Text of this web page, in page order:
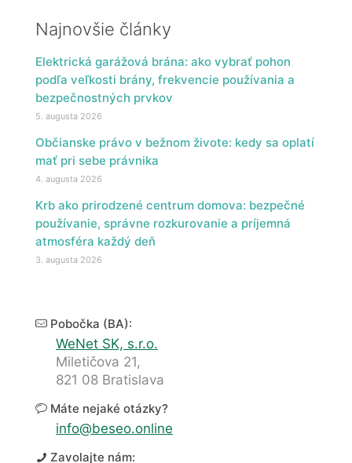
Najnovšie články
Elektrická garážová brána: ako vybrať pohon
podľa veľkosti brány, frekvencie používania a
bezpečnostných prvkov
5. augusta 2026
Občianske právo v bežnom živote: kedy sa oplatí
mať pri sebe právnika
4. augusta 2026
Krb ako prirodzené centrum domova: bezpečné
používanie, správne rozkurovanie a príjemná
atmosféra každý deň
3. augusta 2026
Pobočka (BA):
WeNet SK, s.r.o.
Miletičova 21,
821 08 Bratislava
Máte nejaké otázky?
info@beseo.online
Zavolajte nám: